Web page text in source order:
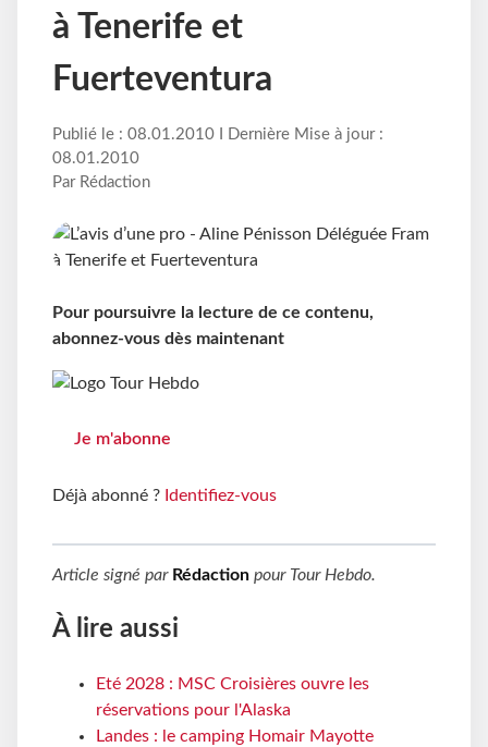
à Tenerife et
Fuerteventura
Publié le : 08.01.2010 I Dernière Mise à jour :
08.01.2010
Par Rédaction
Pour poursuivre la lecture de ce contenu,
abonnez-vous dès maintenant
Je m'abonne
Déjà abonné ? Identifiez-vous
Article signé par Rédaction pour Tour Hebdo.
À lire aussi
Eté 2028 : MSC Croisières ouvre les
réservations pour l'Alaska
Landes : le camping Homair Mayotte